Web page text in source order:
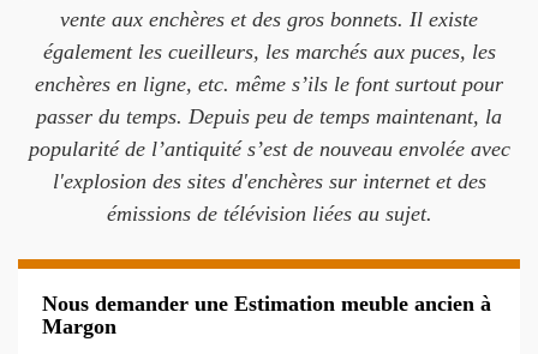
vente aux enchères et des gros bonnets. Il existe
également les cueilleurs, les marchés aux puces, les
enchères en ligne, etc. même s’ils le font surtout pour
passer du temps. Depuis peu de temps maintenant, la
popularité de l’antiquité s’est de nouveau envolée avec
l'explosion des sites d'enchères sur internet et des
émissions de télévision liées au sujet.
Nous demander une Estimation meuble ancien à
Margon